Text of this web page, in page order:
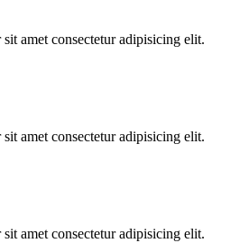
amet consectetur adipisicing elit.
amet consectetur adipisicing elit.
amet consectetur adipisicing elit.